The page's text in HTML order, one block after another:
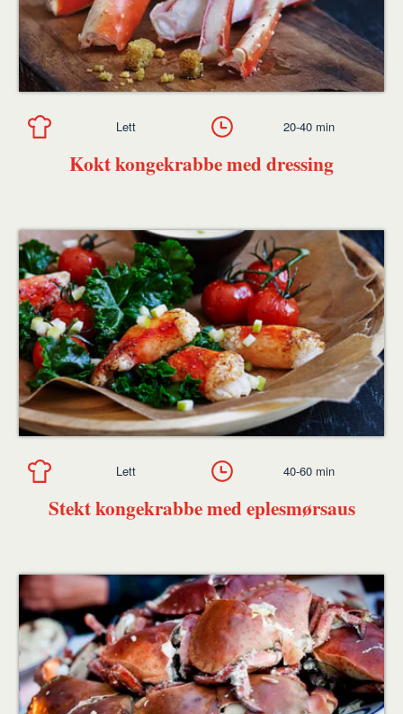
Kokt kongekrabbe med dressing
Lett 20-40 min
Stekt kongekrabbe med eplesmørsaus
Lett 40-60 min